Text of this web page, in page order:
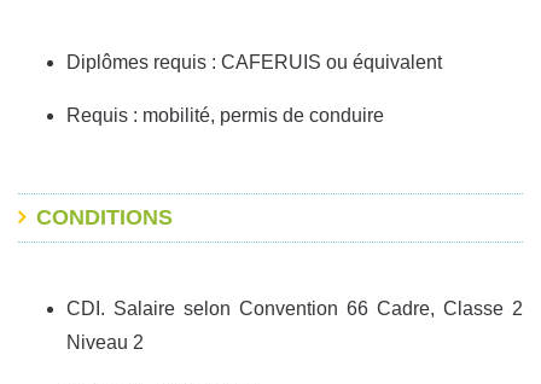
Diplômes requis : CAFERUIS ou équivalent
Requis : mobilité, permis de conduire
CONDITIONS
CDI. Salaire selon Convention 66 Cadre, Classe 2
Niveau 2